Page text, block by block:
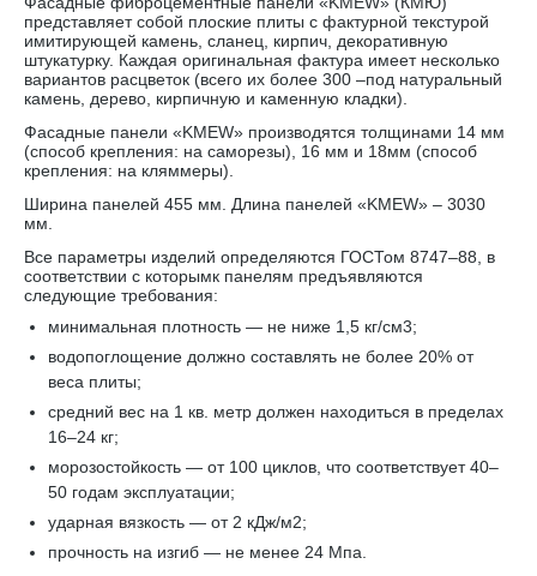
представляет собой плоские плиты с фактурной текстурой
имитирующей камень, сланец, кирпич, декоративную
штукатурку. Каждая оригинальная фактура имеет несколько
вариантов расцветок (всего их более 300 –под натуральный
камень, дерево, кирпичную и каменную кладки).
Фасадные панели «KMEW» производятся толщинами 14 мм
(способ крепления: на саморезы), 16 мм и 18мм (способ
крепления: на кляммеры).
Ширина панелей 455 мм. Длина панелей «KMEW» – 3030
мм.
Все параметры изделий определяются ГОСТом 8747–88, в
соответствии с которымк панелям предъявляются
следующие требования:
минимальная плотность — не ниже 1,5 кг/см3;
водопоглощение должно составлять не более 20% от
веса плиты;
средний вес на 1 кв. метр должен находиться в пределах
16–24 кг;
морозостойкость — от 100 циклов, что соответствует 40–
50 годам эксплуатации;
ударная вязкость — от 2 кДж/м2;
прочность на изгиб — не менее 24 Мпа.